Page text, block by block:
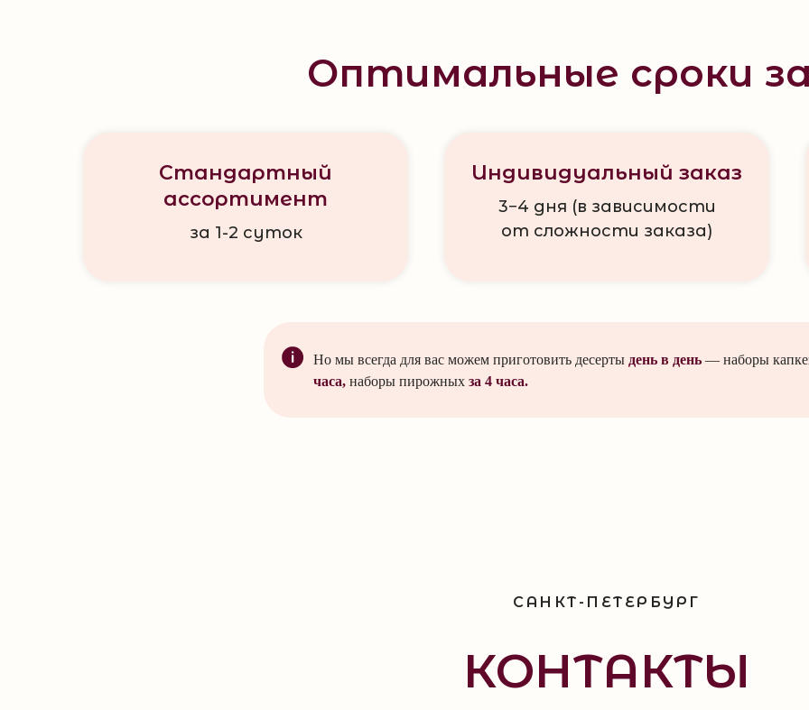
Оптимальные сроки
Стандартный
ассортимент
за 1-2 суток
Индивидуальный заказ
3−4 дня (в зависимости
от сложности заказа)
Но мы всегда для вас можем приготовить десерты день в день — наборы
часа, наборы пирожных за 4 часа.
САНКТ-ПЕТЕРБУРГ
КОНТАКТЫ